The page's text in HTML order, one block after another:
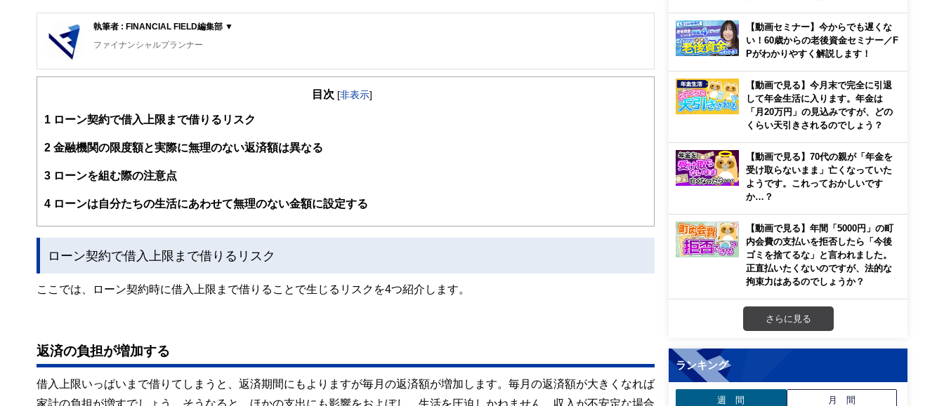
執筆者 : FINANCIAL FIELD編集部 ▼
ファイナンシャルプランナー
FinancialField編集部は、金融、経済に関する記事を、日々の暮らしにどのような影響を与えるかという視点で、お金の知識がない方でも理解でき
案から記事掲載まですべての工程に関わることで、読者目線のコンテンツを追求しています。
FinancialFieldの特徴は、ファイナンシャルプランナー、弁護士、税理士、宅地建物取引士、相続診断士、住宅ローンアドバイザー、DCプランナ
ー、公認会計士、社会保険労務士、行政書士、投資アナリスト、キャリアコンサルタントなど150名以上の有資格者を執筆者・監修者として迎
と、読み応えのあるコンテンツと確かな情報発信を実現しています。
私たちは、快適でより良い生活のアイデアを提供するお金のコンシェルジュを目指します。
目次 [非表示]
1 ローン契約で借入上限まで借りるリスク
2 金融機関の限度額と実際に無理のない返済額は異なる
3 ローンを組む際の注意点
4 ローンは自分たちの生活にあわせて無理のない金額に設定する
ローン契約で借入上限まで借りるリスク
ここでは、ローン契約時に借入上限まで借りることで生じるリスクを4つ紹介します。
返済の負担が増加する
借入上限いっぱいまで借りてしまうと、返済期間にもよりますが毎月の返済額が増加します。毎月の返済額が大きくなれば
家計の負担が増すでしょう。そうなると、ほかの支出にも影響をおよぼし、生活を圧迫しかねません。収入が不安定な場合
【動画セミナー】今からでも遅くな
い！60歳からの老後資金セミナー／F
Pがわかりやすく解説します！
【動画で見る】今月末で完全に引退
して年金生活に入ります。年金は
「月20万円」の見込みですが、どの
くらい天引きされるのでしょう？
【動画で見る】70代の親が「年金を
受け取らないまま」亡くなっていた
ようです。これっておかしいです
か…？
【動画で見る】年間「5000円」の町
内会費の支払いを拒否したら「今後
ゴミを捨てるな」と言われました。
正直払いたくないのですが、法的な
拘束力はあるのでしょうか？
さらに見る
ランキング
週 間 月 間